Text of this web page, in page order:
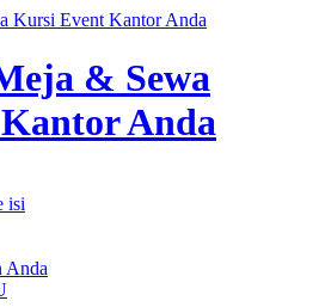
& Sewa
Anda
isi
Anda